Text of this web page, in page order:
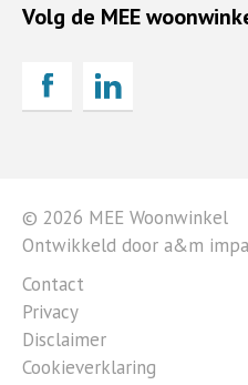
Volg de MEE
© 2026 MEE Woonwinkel
Ontwikkeld door a&m
Contact
Privacy
Disclaimer
Cookieverklaring